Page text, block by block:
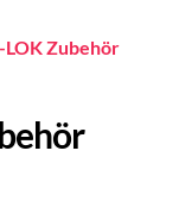
LOK Zubehör